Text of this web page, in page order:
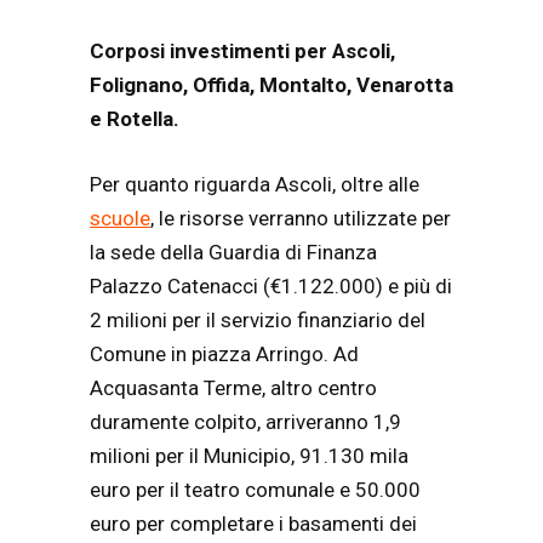
Corposi investimenti per Ascoli,
Folignano, Offida, Montalto, Venarotta
e Rotella.
Per quanto riguarda Ascoli, oltre alle
scuole, le risorse verranno utilizzate per
la sede della Guardia di Finanza
Palazzo Catenacci (€1.122.000) e più di
2 milioni per il servizio finanziario del
Comune in piazza Arringo. Ad
Acquasanta Terme, altro centro
duramente colpito, arriveranno 1,9
milioni per il Municipio, 91.130 mila
euro per il teatro comunale e 50.000
euro per completare i basamenti dei